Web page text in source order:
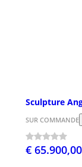
Sculpture
SUR COMMANDE
€ 65.900,00